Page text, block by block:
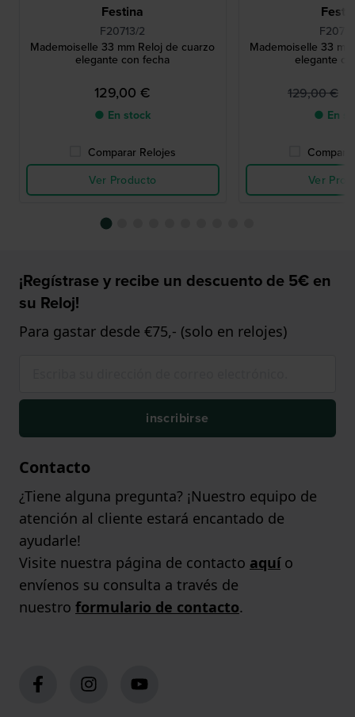
Festina
F20713/2
Mademoiselle 33 mm Reloj de cuarzo
elegante con fecha
129,00 €
● En stock
Comparar Relojes
Ver Producto
Mademoiselle 33
elegante
129,00 €
● En
Ver
¡Regístrase y recibe un descuento de 5€ en
su Reloj!
Para gastar desde €75,- (solo en relojes)
inscribirse
Contacto
¿Tiene alguna pregunta? ¡Nuestro equipo de
atención al cliente estará encantado de
ayudarle!
Visite nuestra página de contacto aquío
envíenos su consulta a través de
nuestro formulario de contacto.